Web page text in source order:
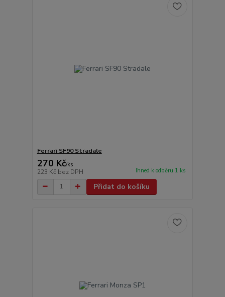
Ferrari SF90 Stradale
270 Kč/ks
223 Kč bez DPH Ihned k odběru 1 ks
Přidat do košíku